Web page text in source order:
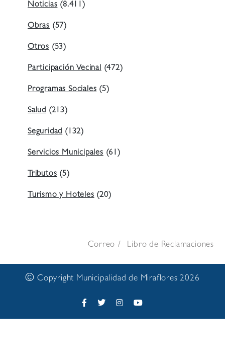
Noticias (8.411)
Obras (57)
Otros (53)
Participación Vecinal (472)
Programas Sociales (5)
Salud (213)
Seguridad (132)
Servicios Municipales (61)
Tributos (5)
Turismo y Hoteles (20)
Correo Libro de Reclamaciones
© Copyright Municipalidad de Miraflores 2026